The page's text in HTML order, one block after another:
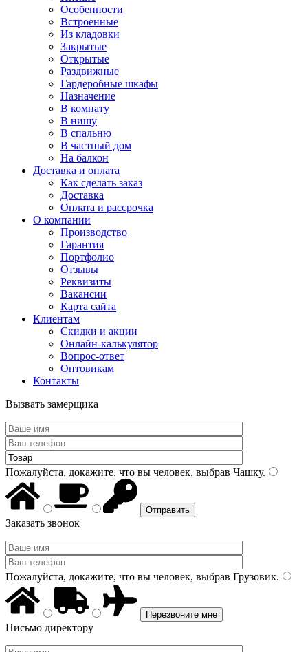
Особенности
Встроенные
Из кладовки
Закрытые
Открытые
Раздвижные
Гардеробные шкафы
Назначение
В комнату
В нишу
В спальню
В частный дом
На балкон
Доставка и оплата
Как сделать заказ
Доставка
Оплата и рассрочка
О компании
Производство
Гарантия
Портфолио
Отзывы
Реквизиты
Вакансии
Карта сайта
Клиентам
Скидки и акции
Онлайн-калькулятор
Вопрос-ответ
Оптовикам
Контакты
Вызвать замерщика
Пожалуйста, докажите, что вы человек, выбрав Чашку.
Заказать звонок
Пожалуйста, докажите, что вы человек, выбрав Грузовик.
Письмо директору